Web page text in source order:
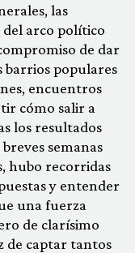
las
del arco político
de dar
barrios populares
encuentros
cómo salir a
los resultados
semanas
hubo recorridas
y entender
una fuerza
de clarísimo
de captar tantos